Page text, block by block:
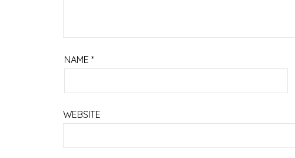
NAME *
WEBSITE